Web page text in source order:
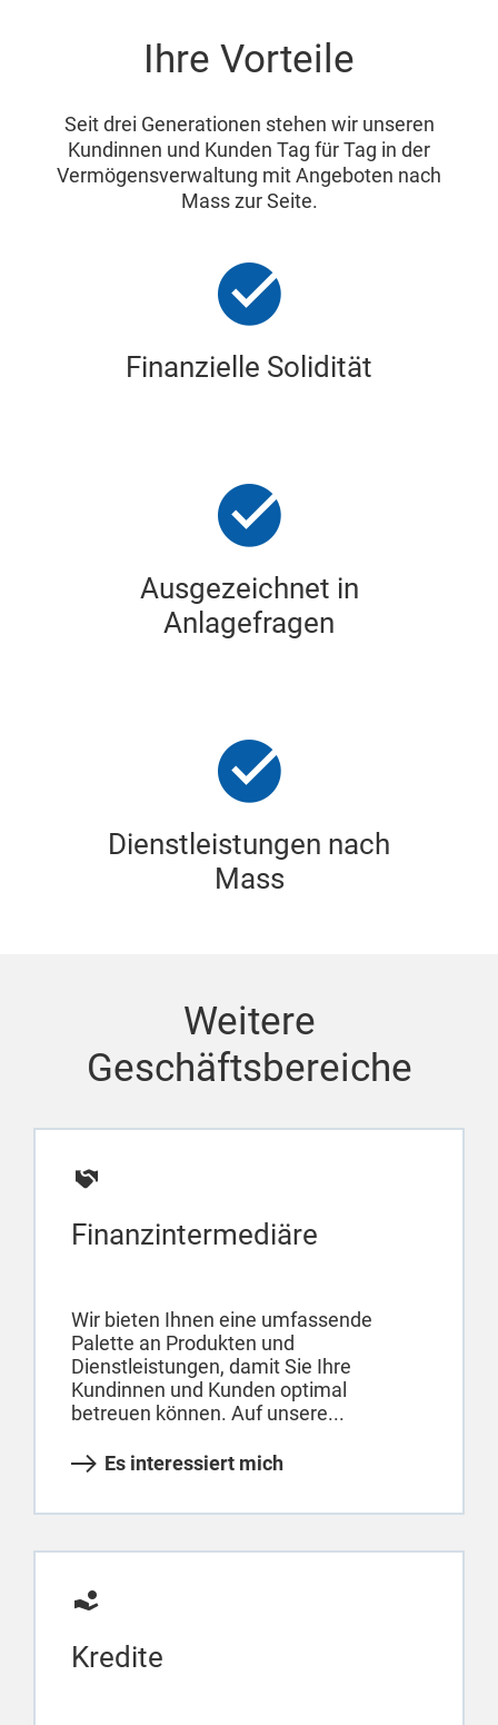
Ihre Vorteile
Seit drei Generationen stehen wir unseren
Kundinnen und Kunden Tag für Tag in der
Vermögensverwaltung mit Angeboten nach
Mass zur Seite.
Finanzielle Solidität
Ausgezeichnet in
Anlagefragen
Dienstleistungen nach
Mass
Weitere
Geschäftsbereiche
Finanzintermediäre
Wir bieten Ihnen eine umfassende
Palette an Produkten und
Dienstleistungen, damit Sie Ihre
Kundinnen und Kunden optimal
betreuen können. Auf unsere...
Es interessiert mich
Kredite